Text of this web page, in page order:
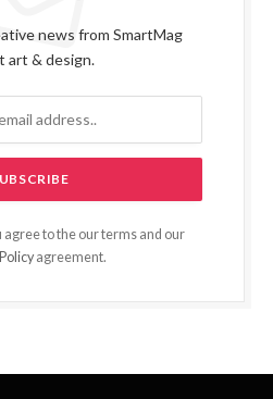
news from SmartMag
art & design.
agree to the our terms and our
agreement.